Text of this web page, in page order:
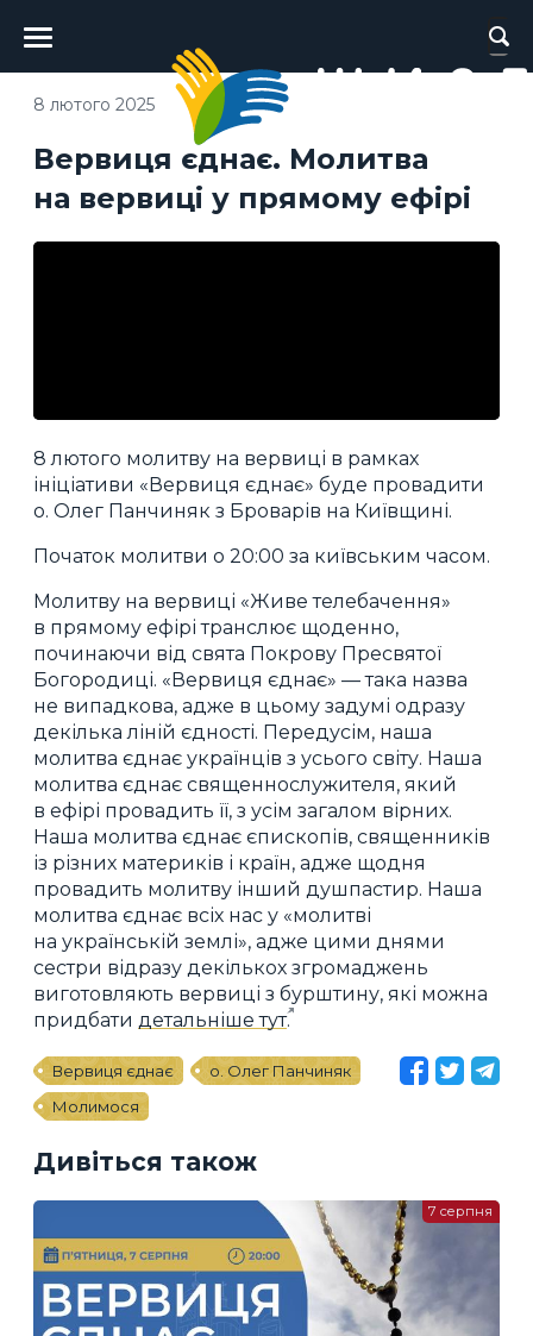
Головне
меню
Вервиця єднає. Молитва
на вервиці у прямому ефірі
8 лютого 2025
8 лютого молитву на вервиці в рамках
ініціативи «Вервиця єднає» буде провадити
о. Олег Панчиняк з Броварів на Київщині.
Початок молитви о 20:00 за київським часом.
Молитву на вервиці «Живе телебачення»
в прямому ефірі транслює щоденно,
починаючи від свята Покрову Пресвятої
Богородиці. «Вервиця єднає» — така назва
не випадкова, адже в цьому задумі одразу
декілька ліній єдності. Передусім, наша
молитва єднає українців з усього світу. Наша
молитва єднає священнослужителя, який
в ефірі провадить її, з усім загалом вірних.
Наша молитва єднає єпископів, священників
із різних материків і країн, адже щодня
провадить молитву інший душпастир. Наша
молитва єднає всіх нас у «молитві
на українській землі», адже цими днями
сестри відразу декількох згромаджень
виготовляють вервиці з бурштину, які можна
придбати детальніше тут.
Вервиця єднає
о. Олег Панчиняк
Молимося
Дивіться також
7 серпня